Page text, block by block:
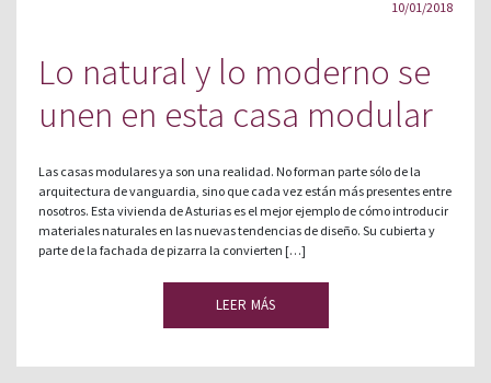
10/01/2018
Lo natural y lo moderno se
unen en esta casa modular
Las casas modulares ya son una realidad. No forman parte sólo de la
arquitectura de vanguardia, sino que cada vez están más presentes entre
nosotros. Esta vivienda de Asturias es el mejor ejemplo de cómo introducir
materiales naturales en las nuevas tendencias de diseño. Su cubierta y
parte de la fachada de pizarra la convierten […]
LEER MÁS